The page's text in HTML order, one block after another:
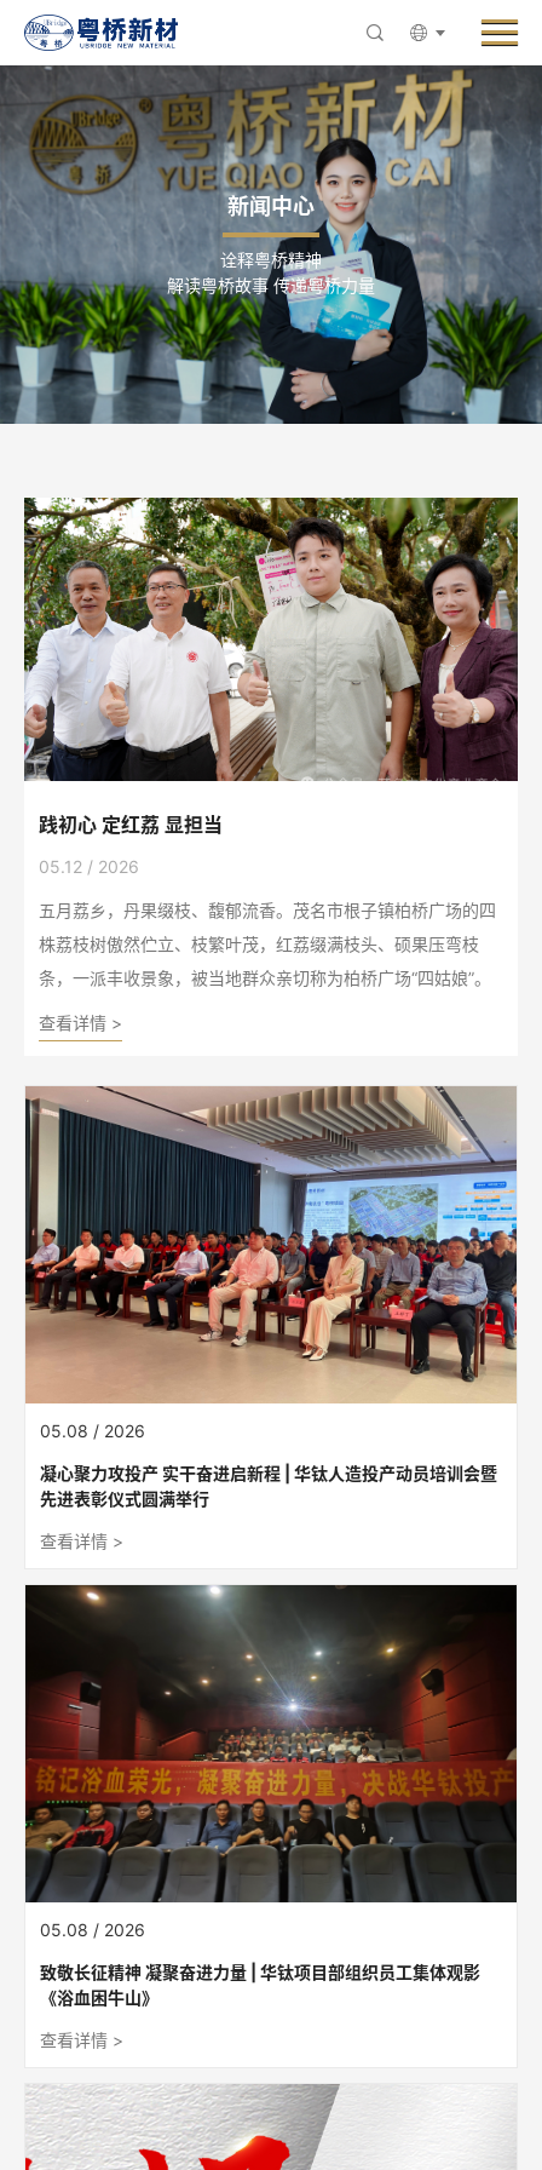
走进粤桥
产品与业务
创新与研发
新闻中心
ESG与可持续发展
人力资源
联系粤桥
新闻中心
诠释粤桥精神
解读粤桥故事 传递粤桥力量
践初心 定红荔 显担当
05.12 / 2026
五月荔乡，丹果缀枝、馥郁流香。茂名市根子镇柏桥广场的四
株荔枝树傲然伫立、枝繁叶茂，红荔缀满枝头、硕果压弯枝
条，一派丰收景象，被当地群众亲切称为柏桥广场“四姑娘”。
查看详情 >
05.08 / 2026
凝心聚力攻投产 实干奋进启新程 | 华钛人造投产动员培训会暨
先进表彰仪式圆满举行
查看详情 >
05.08 / 2026
致敬长征精神 凝聚奋进力量 | 华钛项目部组织员工集体观影
《浴血困牛山》
查看详情 >